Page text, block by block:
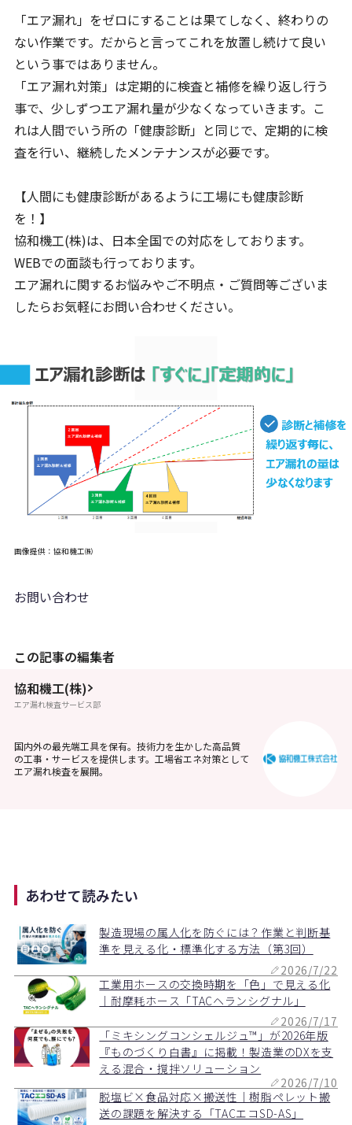
「エア漏れ」をゼロにすることは果てしなく、終わりの
ない作業です。だからと言ってこれを放置し続けて良い
という事ではありません。
「エア漏れ対策」は定期的に検査と補修を繰り返し行う
事で、少しずつエア漏れ量が少なくなっていきます。こ
れは人間でいう所の「健康診断」と同じで、定期的に検
査を行い、継続したメンテナンスが必要です。
【人間にも健康診断があるように工場にも健康診断
を！】
協和機工(株)は、日本全国での対応をしております。
WEBでの面談も行っております。
エア漏れに関するお悩みやご不明点・ご質問等ございま
したらお気軽にお問い合わせください。
画像提供：協和機工㈱
お問い合わせ
この記事の編集者
協和機工(株)
エア漏れ検査サービス部
国内外の最先端工具を保有。技術力を生かした高品質
の工事・サービスを提供します。工場省エネ対策として
エア漏れ検査を展開。
あわせて読みたい
製造現場の属人化を防ぐには？作業と判断基
準を見える化・標準化する方法（第3回）
2026/7/22
工業用ホースの交換時期を「色」で見える化
｜耐摩耗ホース「TACヘランシグナル」
2026/7/17
「ミキシングコンシェルジュ™」が2026年版
『ものづくり白書』に掲載！製造業のDXを支
える混合・撹拌ソリューション
2026/7/10
脱塩ビ×食品対応×搬送性｜樹脂ペレット搬
送の課題を解決する「TACエコSD-AS」